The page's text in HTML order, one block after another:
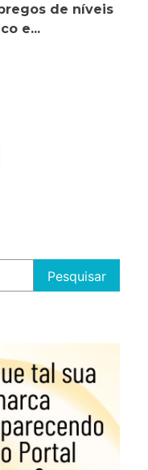
para
público
de níveis
e...
Pesquisar